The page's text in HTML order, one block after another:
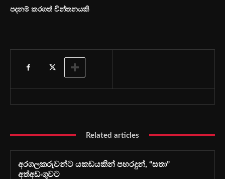
පදනම් කරගත් චින්තනයකි
Related articles
අරගලකරුවන්ට යකඩයකින් පහරදුන්, “සතා”
අත්අඩංගුවට